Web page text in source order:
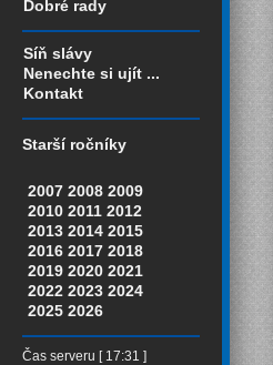
Dobré rady
Síň slávy
Nenechte si ujít ...
Kontakt
Starší ročníky
2007 2008 2009
2010 2011 2012
2013 2014 2015
2016 2017 2018
2019 2020 2021
2022 2023 2024
2025 2026
Čas serveru [ 17:31 ]